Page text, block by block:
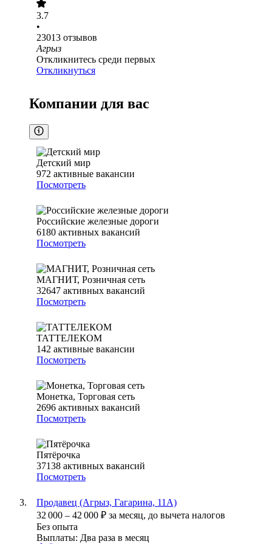
3.7
•
23013 отзывов
Агрыз
Откликнитесь среди первых
Откликнуться
Компании для вас
Детский мир
972 активные вакансии
Посмотреть
Российские железные дороги
6180 активных вакансий
Посмотреть
МАГНИТ, Розничная сеть
32647 активных вакансий
Посмотреть
ТАТТЕЛЕКОМ
142 активные вакансии
Посмотреть
Монетка, Торговая сеть
2696 активных вакансий
Посмотреть
Пятёрочка
37138 активных вакансий
Посмотреть
Продавец (Агрыз, Гагарина, 11А)
32 000 – 42 000 ₽ за месяц, до вычета налогов
Без опыта
Выплаты: Два раза в месяц